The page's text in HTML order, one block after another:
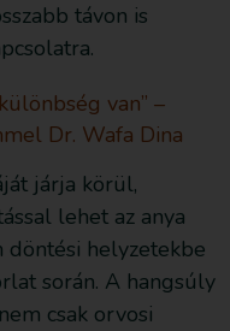
távon is
van” –
Dr. Wafa Dina
járja körül,
lehet az anya
helyzetekbe
során. A hangsúly
csak orvosi